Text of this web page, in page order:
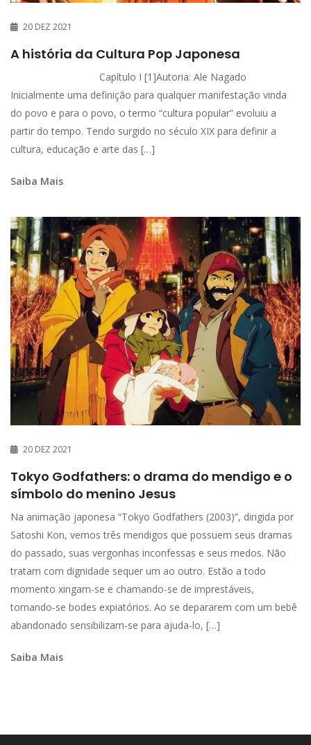
20 DEZ 2021
A história da Cultura Pop Japonesa
Capítulo I [1]Autoria: Ale Nagado
Inicialmente uma definição para qualquer manifestação vinda
do povo e para o povo, o termo “cultura popular” evoluiu a
partir do tempo. Tendo surgido no século XIX para definir a
cultura, educação e arte das […]
Saiba Mais
20 DEZ 2021
Tokyo Godfathers: o drama do mendigo e o
símbolo do menino Jesus
Na animação japonesa “Tokyo Godfathers (2003)”, dirigida por
Satoshi Kon, vemos três mendigos que possuem seus dramas
do passado, suas vergonhas inconfessas e seus medos. Não
tratam com dignidade sequer um ao outro. Estão a todo
momento xingam-se e chamando-se de imprestáveis,
tornando-se bodes expiatórios. Ao se depararem com um bebê
abandonado sensibilizam-se para ajuda-lo, […]
Saiba Mais